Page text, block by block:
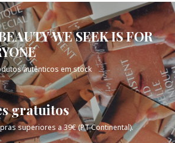
WE SEEK IS FOR
autênticos em stock
gratuitos
superiores a 39€ (PT Continental).